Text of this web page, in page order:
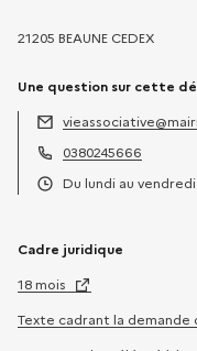
21205 BEAUNE CEDEX
Une question sur cette
Adresse électronique :
Téléphone :
0380245666
Du lundi au
Cadre juridique
18 mois
Texte cadrant la demande